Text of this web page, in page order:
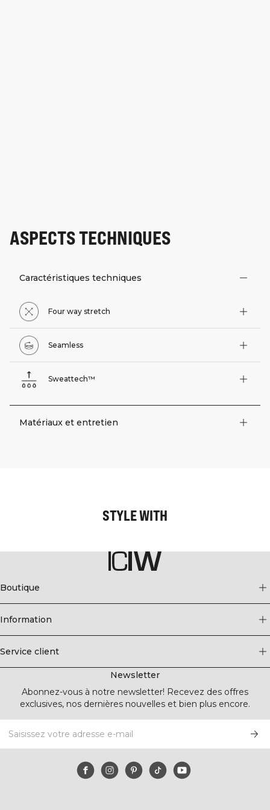
ASPECTS TECHNIQUES
Caractéristiques techniques
Four way stretch
Seamless
Sweattech™
Matériaux et entretien
STYLE WITH
Boutique
Information
Service client
Newsletter
Abonnez-vous à notre newsletter! Recevez des offres
exclusives, nos dernières nouvelles et bien plus encore.